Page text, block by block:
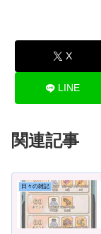
X
LINE
関連記事
日々の雑記